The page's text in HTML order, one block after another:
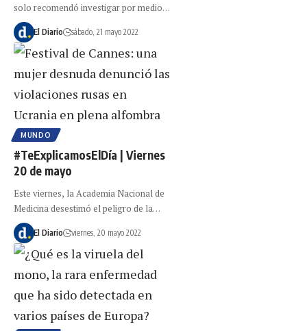
solo recomendó investigar por medio…
El Diario sábado, 21 mayo 2022
MUNDO
#TeExplicamosElDía | Viernes
20 de mayo
Este viernes, la Academia Nacional de
Medicina desestimó el peligro de la…
El Diario viernes, 20 mayo 2022